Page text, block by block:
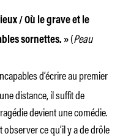
/ Où le grave et le
sornettes. »(Peau
d’écrire au premier
distance, il suffit de
devient une comédie.
observer ce qu’il y a de drôle